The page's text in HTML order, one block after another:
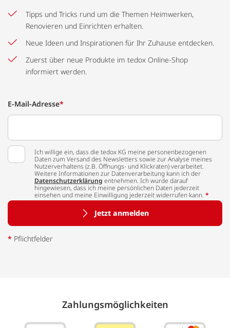
Tipps und Tricks rund um die Themen Heimwerken,
Renovieren und Einrichten erhalten.
Neue Ideen und Inspirationen für Ihr Zuhause entdecken.
Zuerst über neue Produkte im tedox Online-Shop
informiert werden.
E-Mail-Adresse*
Ich willige ein, dass die tedox KG meine personenbezogenen
Daten zum Versand des Newsletters sowie zur Analyse meines
Nutzerverhaltens (z.B. Öffnungs- und Klickraten) verarbeitet.
Weitere Informationen zur Datenverarbeitung kann ich der
Datenschutzerklärung entnehmen. Ich wurde darauf
hingewiesen, dass ich meine persönlichen Daten jederzeit
einsehen und meine Einwilligung jederzeit widerrufen kann. *
Jetzt anmelden
* Pflichtfelder
Zahlungs­möglich­keiten